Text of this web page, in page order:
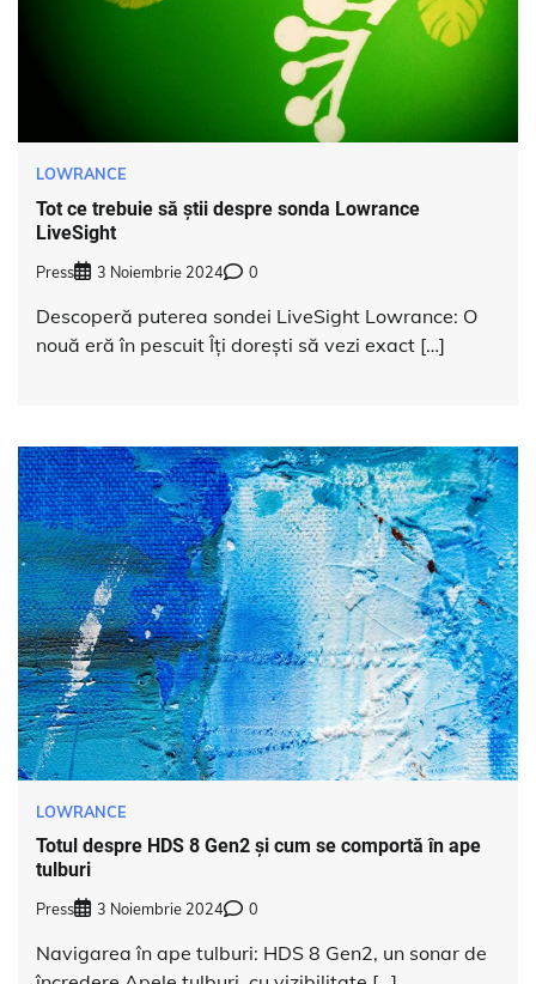
LOWRANCE
Tot ce trebuie să știi despre sonda Lowrance
LiveSight
Press 3 Noiembrie 2024 0
Descoperă puterea sondei LiveSight Lowrance: O
nouă eră în pescuit Îți dorești să vezi exact […]
LOWRANCE
Totul despre HDS 8 Gen2 și cum se comportă în ape
tulburi
Press 3 Noiembrie 2024 0
Navigarea în ape tulburi: HDS 8 Gen2, un sonar de